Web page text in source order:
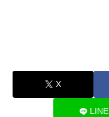
X
LINE